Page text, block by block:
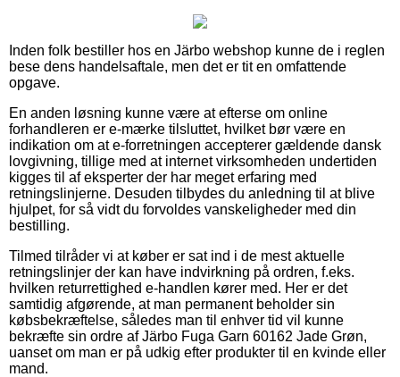
Inden folk bestiller hos en Järbo webshop kunne de i reglen
bese dens handelsaftale, men det er tit en omfattende
opgave.
En anden løsning kunne være at efterse om online
forhandleren er e-mærke tilsluttet, hvilket bør være en
indikation om at e-forretningen accepterer gældende dansk
lovgivning, tillige med at internet virksomheden undertiden
kigges til af eksperter der har meget erfaring med
retningslinjerne. Desuden tilbydes du anledning til at blive
hjulpet, for så vidt du forvoldes vanskeligheder med din
bestilling.
Tilmed tilråder vi at køber er sat ind i de mest aktuelle
retningslinjer der kan have indvirkning på ordren, f.eks.
hvilken returrettighed e-handlen kører med. Her er det
samtidig afgørende, at man permanent beholder sin
købsbekræftelse, således man til enhver tid vil kunne
bekræfte sin ordre af Järbo Fuga Garn 60162 Jade Grøn,
uanset om man er på udkig efter produkter til en kvinde eller
mand.